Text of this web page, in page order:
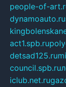
people-of-
dynamoauto.ru
act1.spb.ru
detsad125.ru
council.spb.ru
iclub.net.ru